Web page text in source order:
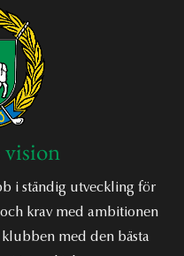
i ständig utveckling för
krav med ambitionen
med den bästa